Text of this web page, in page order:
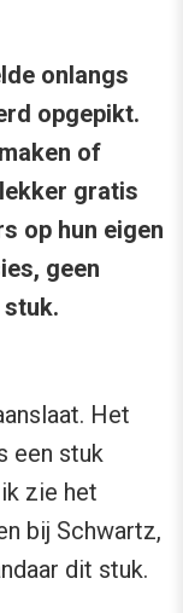
onlangs
opgepikt.
of
gratis
op hun eigen
geen
stuk.
Het
een stuk
zie het
bij Schwartz,
dit stuk.